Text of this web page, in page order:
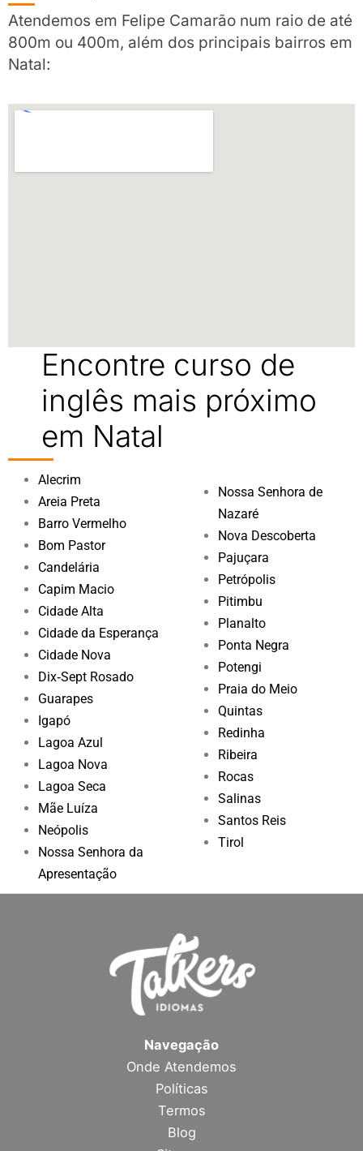
Atendemos em Felipe Camarão num raio de até
800m ou 400m, além dos principais bairros em
Natal:
Encontre curso de
inglês mais próximo
em Natal
Alecrim
Areia Preta
Barro Vermelho
Bom Pastor
Candelária
Capim Macio
Cidade Alta
Cidade da Esperança
Cidade Nova
Dix‑Sept Rosado
Guarapes
Igapó
Lagoa Azul
Lagoa Nova
Lagoa Seca
Mãe Luíza
Neópolis
Nossa Senhora da
Apresentação
Nossa Senhora de
Nazaré
Nova Descoberta
Pajuçara
Petrópolis
Pitimbu
Planalto
Ponta Negra
Potengi
Praia do Meio
Quintas
Redinha
Ribeira
Rocas
Salinas
Santos Reis
Tirol
Navegação
Onde Atendemos
Políticas
Termos
Blog